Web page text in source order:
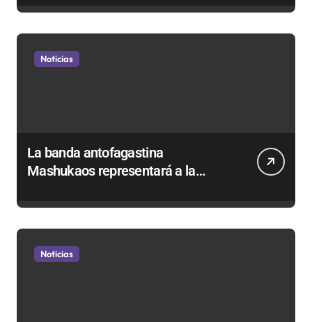
Noticias
La banda antofagastina
Mashukaos representará a la
de Valparaíso
Noticias